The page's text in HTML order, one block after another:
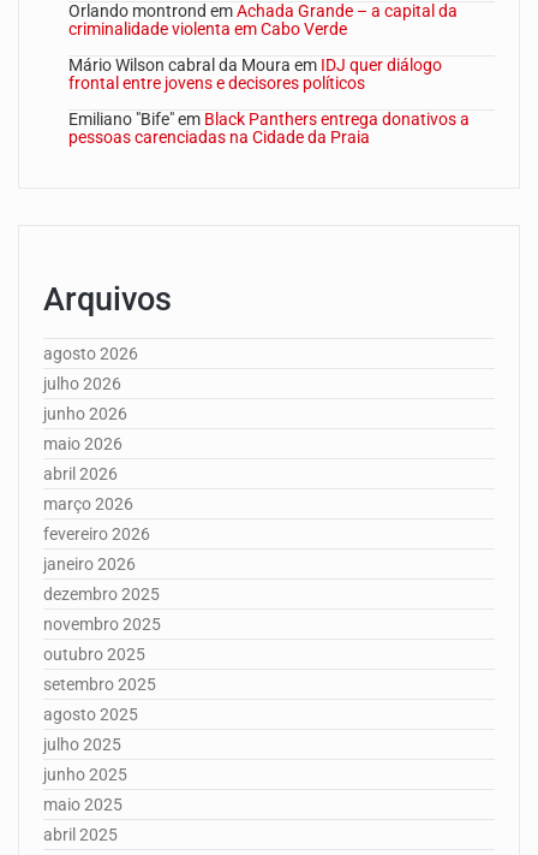
Orlando montrond emAchada Grande – a capital da
criminalidade violenta em Cabo Verde
Mário Wilson cabral da Moura em IDJ quer diálogo
frontal entre jovens e decisores políticos
Emiliano "Bife"em Black Panthers entrega donativos a
pessoas carenciadas na Cidade da Praia
Arquivos
agosto 2026
julho 2026
junho 2026
maio 2026
abril 2026
março 2026
fevereiro 2026
janeiro 2026
dezembro 2025
novembro 2025
outubro 2025
setembro 2025
agosto 2025
julho 2025
junho 2025
maio 2025
abril 2025